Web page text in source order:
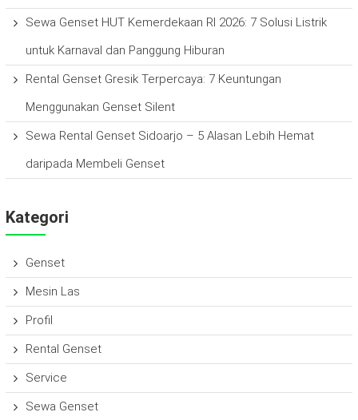
Sewa Genset HUT Kemerdekaan RI 2026: 7 Solusi Listrik
untuk Karnaval dan Panggung Hiburan
Rental Genset Gresik Terpercaya: 7 Keuntungan
Menggunakan Genset Silent
Sewa Rental Genset Sidoarjo – 5 Alasan Lebih Hemat
daripada Membeli Genset
Kategori
Genset
Mesin Las
Profil
Rental Genset
Service
Sewa Genset